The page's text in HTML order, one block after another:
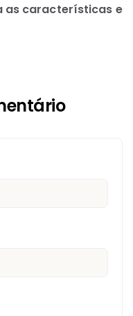
as características e